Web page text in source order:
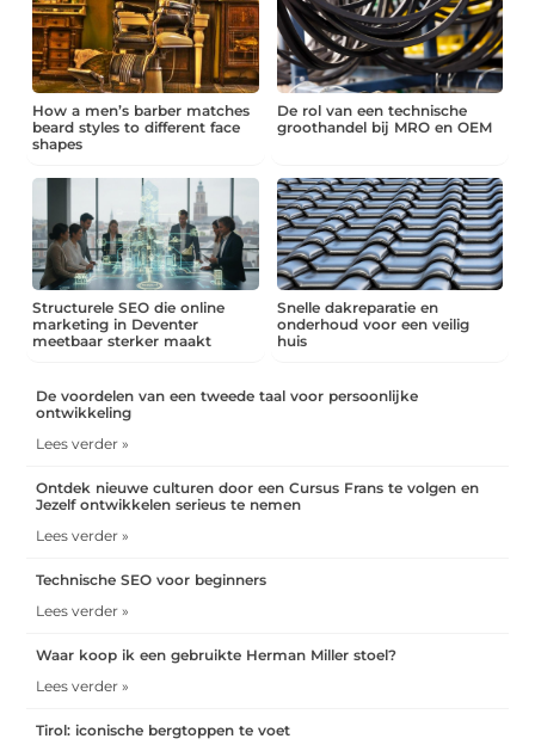
How a men’s barber matches
beard styles to different face
shapes
De rol van een technische
groothandel bij MRO en OEM
Structurele SEO die online
marketing in Deventer
meetbaar sterker maakt
Snelle dakreparatie en
onderhoud voor een veilig
huis
De voordelen van een tweede taal voor persoonlijke
ontwikkeling
Lees verder »
Ontdek nieuwe culturen door een Cursus Frans te volgen en
Jezelf ontwikkelen serieus te nemen
Lees verder »
Technische SEO voor beginners
Lees verder »
Waar koop ik een gebruikte Herman Miller stoel?
Lees verder »
Tirol: iconische bergtoppen te voet